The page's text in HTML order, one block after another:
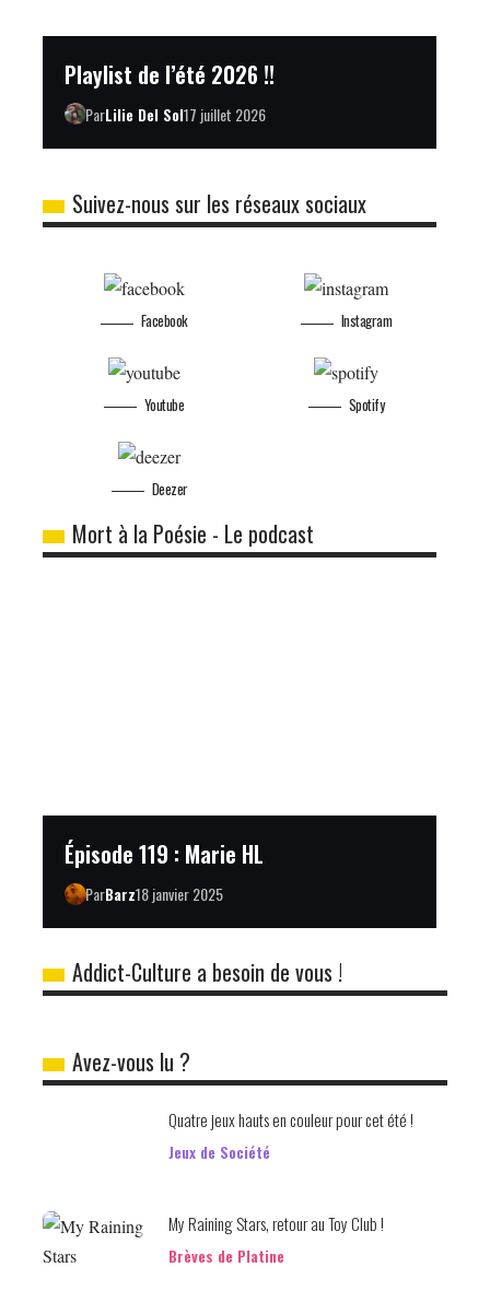
Playlist de l’été 2026 !!
ParLilie Del Sol17 juillet 2026
Suivez-nous sur les réseaux sociaux
Facebook
Youtube
Instagram
Spotify
Deezer
Mort à la Poésie - Le podcast
Épisode 119 : Marie HL
ParBarz18 janvier 2025
Addict-Culture a besoin de vous !
Avez-vous lu ?
Quatre jeux hauts en couleur pour cet été !
Jeux de Société
My Raining Stars, retour au Toy Club !
Brèves de Platine